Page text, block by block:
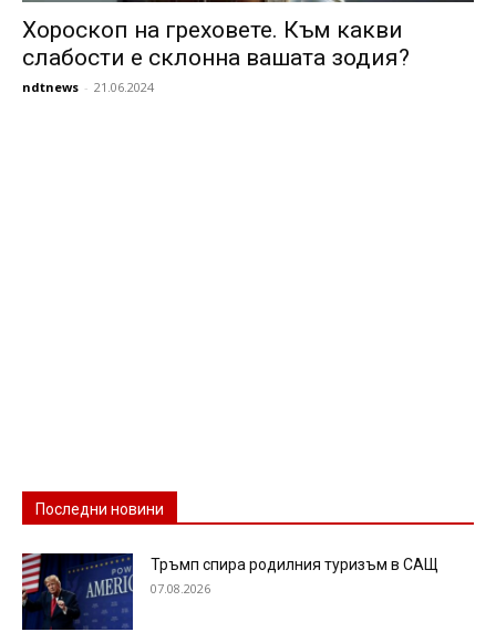
Хороскоп на греховете. Към какви
слабости е склонна вашата зодия?
ndtnews - 21.06.2024
Последни новини
Тръмп спира родилния туризъм в САЩ
07.08.2026